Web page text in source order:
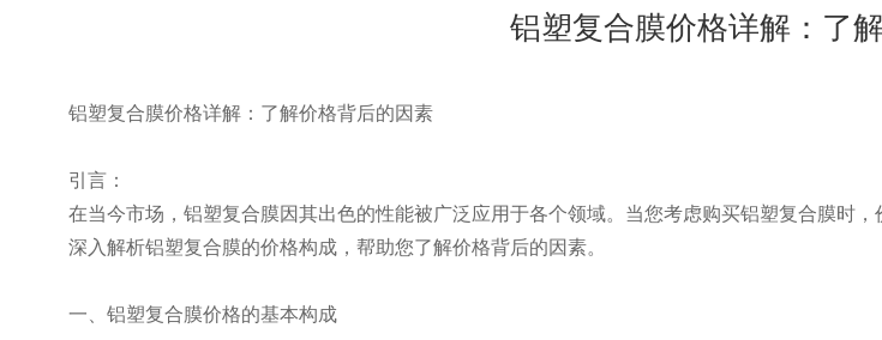
铝塑复合膜价格详解：了
铝塑复合膜价格详解：了解价格背后的因素
引言：
在当今市场，铝塑复合膜因其出色的性能被广泛应用于各个领域。当您考虑购买铝塑复合膜时
深入解析铝塑复合膜的价格构成，帮助您了解价格背后的因素。
一、铝塑复合膜价格的基本构成